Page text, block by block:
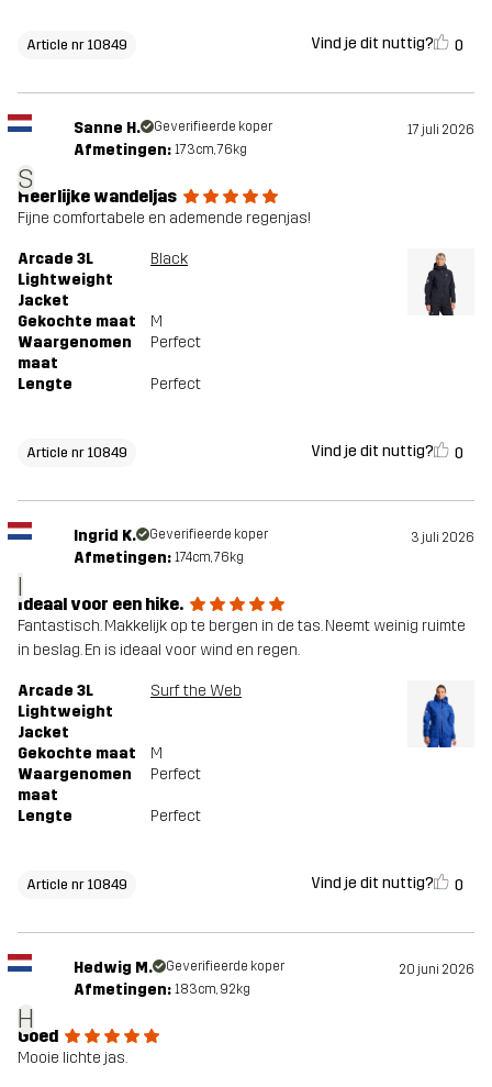
Article nr 10849 Vind je dit nuttig? 0
S
Sanne H. Geverifieerde koper 17 juli 2026
Afmetingen: 173cm, 76kg
Heerlijke wandeljas
Fijne comfortabele en ademende regenjas!
Arcade 3L
Lightweight
Jacket
Black
Gekochte maat
M
Waargenomen
maat
Perfect
Lengte Perfect
Article nr 10849 Vind je dit nuttig? 0
I
Ingrid K. Geverifieerde koper 3 juli 2026
Afmetingen: 174cm, 76kg
Ideaal voor een hike.
Fantastisch. Makkelijk op te bergen in de tas. Neemt weinig ruimte
in beslag. En is ideaal voor wind en regen.
Arcade 3L
Lightweight
Jacket
Surf the Web
Gekochte maat
M
Waargenomen
maat
Perfect
Lengte Perfect
Article nr 10849 Vind je dit nuttig? 0
H
Hedwig M. Geverifieerde koper 20 juni 2026
Afmetingen: 183cm, 92kg
Goed
Mooie lichte jas.